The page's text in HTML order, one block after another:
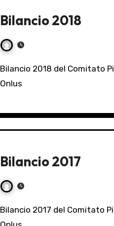
Bilancio 2018
Bilancio 2018 del Comitato Piazza Carlo Giuliani
Onlus
Bilancio 2017
Bilancio 2017 del Comitato Piazza Carlo Giuliani